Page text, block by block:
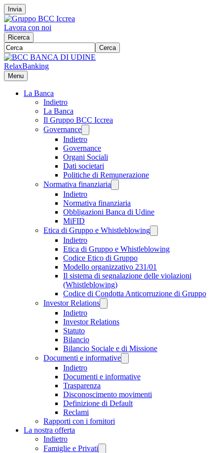
Invia
Lavora con noi
Ricerca
Cerca
RelaxBanking
Menu
La Banca
Indietro
La Banca
Il Gruppo BCC Iccrea
Governance
Indietro
Governance
Organi Sociali
Dati societari
Politiche di Remunerazione
Normativa finanziaria
Indietro
Normativa finanziaria
Obbligazioni Banca di Udine
MiFID
Etica di Gruppo e Whistleblowing
Indietro
Etica di Gruppo e Whistleblowing
Codice Etico di Gruppo
Modello organizzativo 231/01
Il sistema di segnalazione delle violazioni
(Whistleblowing)
Codice di Condotta Anticorruzione di Gruppo
Investor Relations
Indietro
Investor Relations
Statuto
Bilancio
Bilancio Sociale e di Missione
Documenti e informative
Indietro
Documenti e informative
Trasparenza
Disconoscimento movimenti
Definizione di Default
Reclami
Rapporti con i fornitori
La nostra offerta
Indietro
Famiglie e Privati